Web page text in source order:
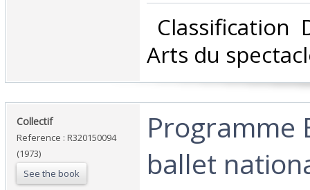
Classification
Arts du
‎Collectif‎
Reference : R320150094
(1973)
See the book
‎Programme
ballet